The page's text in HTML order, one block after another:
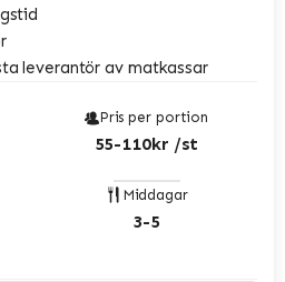
leverantör av matkassar
Pris per portion
55-110kr /st
Middagar
3-5